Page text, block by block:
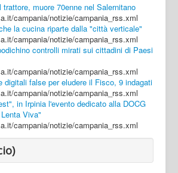
muore 70enne nel Salernitano
campania/notizie/campania_rss.xml
la cucina riparte dalla "città verticale"
campania/notizie/campania_rss.xml
controlli mirati sui cittadini di Paesi
campania/notizie/campania_rss.xml
digitali false per eludere il Fisco, 9 indagati
campania/notizie/campania_rss.xml
in Irpinia l'evento dedicato alla DOCG
Viva"
campania/notizie/campania_rss.xml